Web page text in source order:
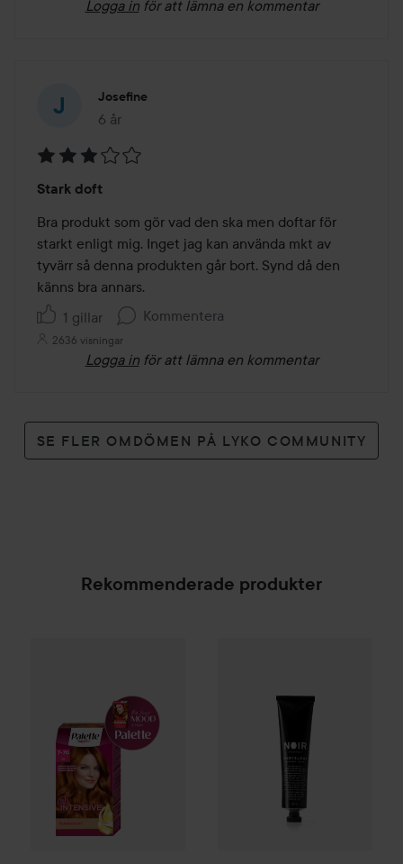
Logga in för att lämna en kommentar
Josefine
6 år
Inlägget skapades 6 år
3
av
5
Stark doft
Bra produkt som gör vad den ska men doftar för
starkt enligt mig. Inget jag kan använda mkt av
tyvärr så denna produkten går bort. Synd då den
känns bra annars.
1 gillar
Kommentera
2636 visningar
Logga in för att lämna en kommentar
SE FLER OMDÖMEN PÅ LYKO COMMUNITY
Rekommenderade produkter